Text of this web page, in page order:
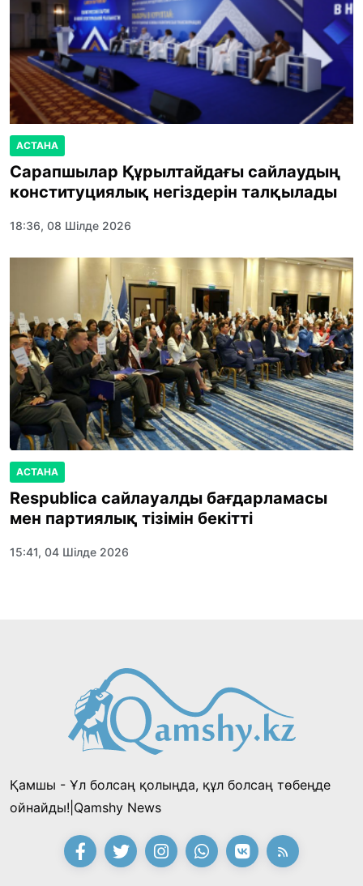
АСТАНА
Сарапшылар Құрылтайдағы сайлаудың
конституциялық негіздерін талқылады
18:36, 08 Шілде 2026
АСТАНА
Respublica сайлауалды бағдарламасы
мен партиялық тізімін бекітті
15:41, 04 Шілде 2026
Қамшы - Ұл болсаң қолыңда, құл болсаң төбеңде
ойнайды!|Qamshy News